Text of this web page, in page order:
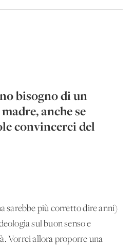
bisogno di un
anche se
convincerci del
sarebbe più corretto dire anni)
sul buon senso e
Vorrei allora proporre una